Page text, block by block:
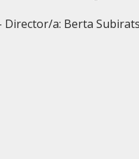
Director/a: Berta